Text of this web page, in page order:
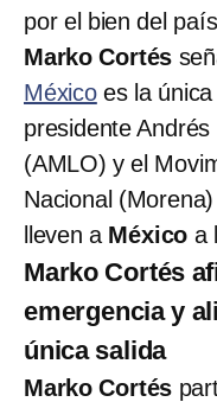
por el bien del
Marko Cortés
Méxicoes la única
presidente
(AMLO) y el
Nacional
lleven a México a
Marko Cortés
emergencia y
única salida
Marko Cortés